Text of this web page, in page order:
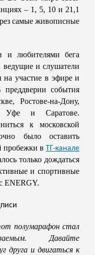
– 1, 5, 10 и 21,1
самые живописные
и любителями бега
и слушатели
участие в эфире и
преддверии события
Ростове-на-Дону,
Уфе и Саратове.
к московской
было оставить
пробежки вТГ-канале
только дождаться
и спортивные
ENERGY.
полумарафон стал
Давайте
друга и двигаться к